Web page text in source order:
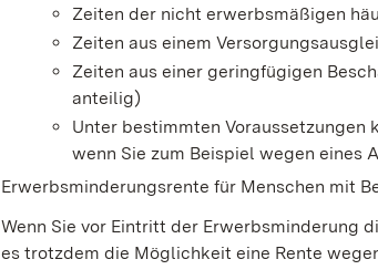
Zeiten der nicht erwerbsmäßigen
Zeiten aus einem
Zeiten aus einer geringfügigen
anteilig)
Unter bestimmten Voraussetzungen
wenn Siezum Beispielwegen eines
Erwerbsminderungsrente für Menschen mit
Wenn Sie vor Eintritt der Erwerbsminderung
es trotzdem die Möglichkeit eine Rente